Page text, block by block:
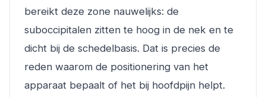
bereikt deze zone nauwelijks: de
suboccipitalen zitten te hoog in de nek en te
dicht bij de schedelbasis. Dat is precies de
reden waarom de positionering van het
apparaat bepaalt of het bij hoofdpijn helpt.